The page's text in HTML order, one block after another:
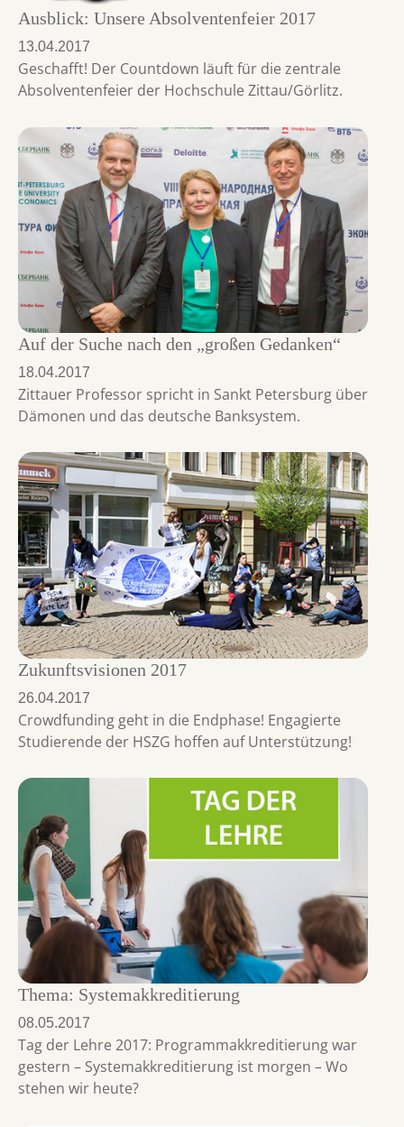
Ausblick: Unsere Absolventenfeier 2017
13.04.2017
Geschafft! Der Countdown läuft für die zentrale
Absolventenfeier der Hochschule Zittau/Görlitz.
Auf der Suche nach den „großen Gedanken“
18.04.2017
Zittauer Professor spricht in Sankt Petersburg über
Dämonen und das deutsche Banksystem.
Zukunftsvisionen 2017
26.04.2017
Crowdfunding geht in die Endphase! Engagierte
Studierende der HSZG hoffen auf Unterstützung!
Thema: Systemakkreditierung
08.05.2017
Tag der Lehre 2017: Programmakkreditierung war
gestern – Systemakkreditierung ist morgen – Wo
stehen wir heute?